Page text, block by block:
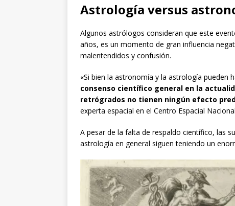
Astrología versus
Algunos astrólogos consideran que este
años, es un momento de gran influencia
malentendidos y confusión.
«Si bien la astronomía y la astrología pueden
consenso científico general en la
retrógrados no tienen ningún efecto
experta espacial en el Centro Espacial
A pesar de la falta de respaldo científico, las
astrología en general siguen teniendo un